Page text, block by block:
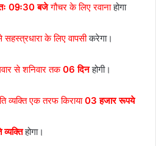
09ः30 बजेगौचर के लिए रवानाहोगा
के लिए वापसीकरेगा।
से शनिवार तक06 दिनहोगी।
व्यक्ति एक तरफ किराया03 हजार रूपये
होगा।